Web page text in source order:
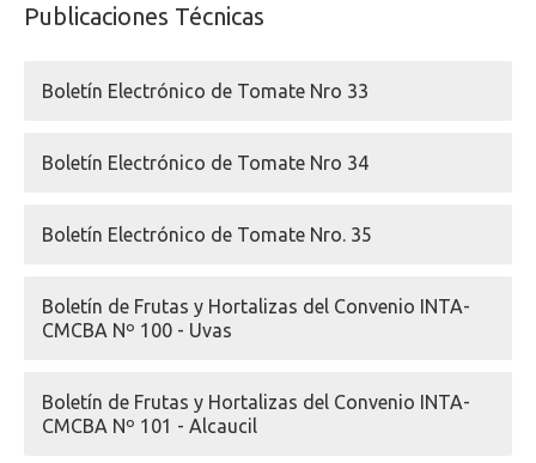
Publicaciones Técnicas
Boletín Electrónico de Tomate Nro 33
Boletín Electrónico de Tomate Nro 34
Boletín Electrónico de Tomate Nro. 35
Boletín de Frutas y Hortalizas del Convenio INTA-
CMCBA Nº 100 - Uvas
Boletín de Frutas y Hortalizas del Convenio INTA-
CMCBA Nº 101 - Alcaucil